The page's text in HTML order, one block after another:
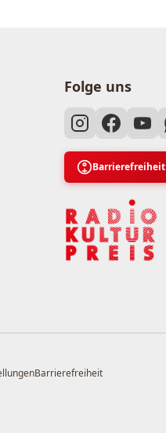
Folge uns
Barrierefreiheit
Barrierefreiheit